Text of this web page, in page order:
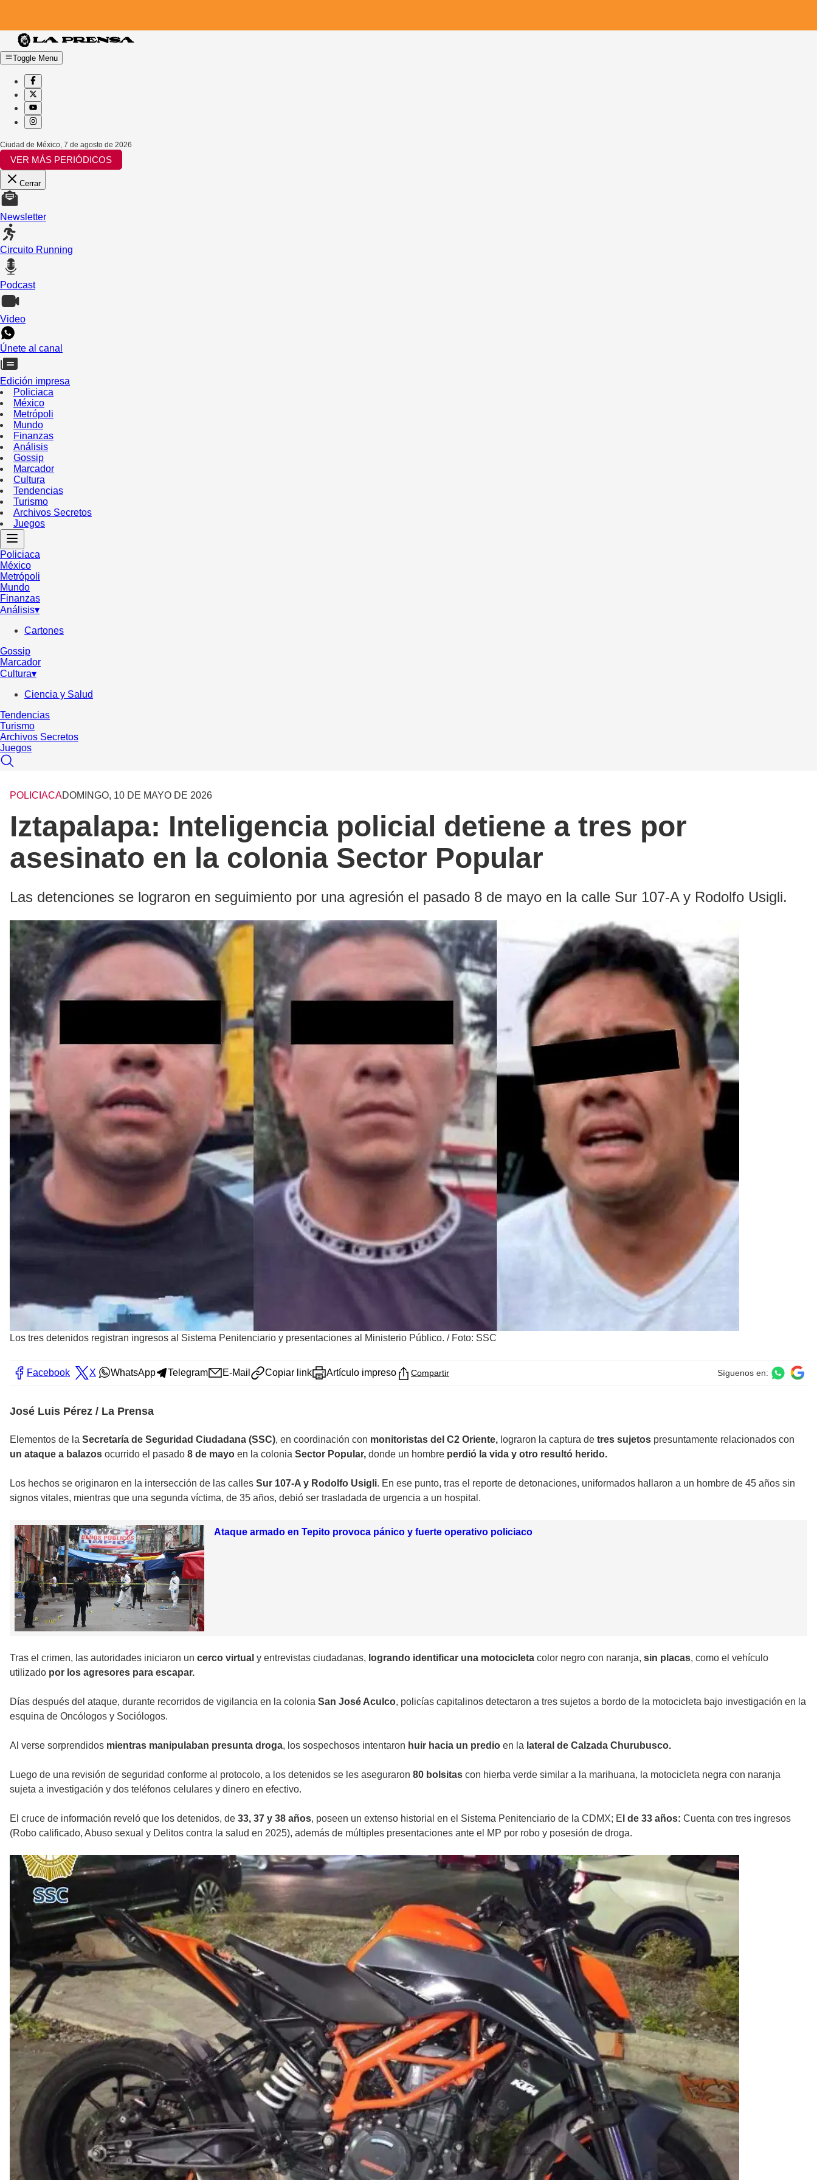
Toggle Menu
Ciudad de México 7 de agosto de 2026
VER MÁS PERIÓDICOS
Cerrar
Newsletter
Circuito Running
Podcast
Video
Únete al canal
Edición impresa
Policiaca
México
Metrópoli
Mundo
Finanzas
Análisis
Gossip
Marcador
Cultura
Tendencias
Turismo
Archivos Secretos
Juegos
Policiaca
México
Metrópoli
Mundo
Finanzas
Análisis▾
Cartones
Gossip
Marcador
Cultura▾
Ciencia y Salud
Tendencias
Turismo
Archivos Secretos
Juegos
POLICIACADOMINGO, 10 DE MAYO DE 2026
Iztapalapa: Inteligencia policial detiene a tres por
asesinato en la colonia Sector Popular
Las detenciones se lograron en seguimiento por una agresión el pasado 8 de mayo en la calle Sur 107-A y Rodolfo Usigli.
Los tres detenidos registran ingresos al Sistema Penitenciario y presentaciones al Ministerio Público. / Foto: SSC
Facebook X WhatsApp Telegram E-Mail Copiar link Artículo impreso Compartir Síguenos en:
José Luis Pérez / La Prensa
Elementos de la Secretaría de Seguridad Ciudadana (SSC), en coordinación con monitoristas del C2 Oriente, lograron la captura de tres sujetos presuntamente relacionados con
un ataque a balazos ocurrido el pasado 8 de mayo en la colonia Sector Popular, donde un hombre perdió la vida y otro resultó herido.
Los hechos se originaron en la intersección de las calles Sur 107-A y Rodolfo Usigli. En ese punto, tras el reporte de detonaciones, uniformados hallaron a un hombre de 45 años sin
signos vitales, mientras que una segunda víctima, de 35 años, debió ser trasladada de urgencia a un hospital.
Ataque armado en Tepito provoca pánico y fuerte operativo policiaco
Tras el crimen, las autoridades iniciaron un cerco virtual y entrevistas ciudadanas, logrando identificar una motocicleta color negro con naranja, sin placas, como el vehículo
utilizado por los agresores para escapar.
Días después del ataque, durante recorridos de vigilancia en la colonia San José Aculco, policías capitalinos detectaron a tres sujetos a bordo de la motocicleta bajo investigación en la
esquina de Oncólogos y Sociólogos.
Al verse sorprendidos mientras manipulaban presunta droga, los sospechosos intentaron huir hacia un predio en la lateral de Calzada Churubusco.
Luego de una revisión de seguridad conforme al protocolo, a los detenidos se les aseguraron 80 bolsitas con hierba verde similar a la marihuana, la motocicleta negra con naranja
sujeta a investigación y dos teléfonos celulares y dinero en efectivo.
El cruce de información reveló que los detenidos, de 33, 37 y 38 años, poseen un extenso historial en el Sistema Penitenciario de la CDMX; E l de 33 años: Cuenta con tres ingresos
(Robo calificado, Abuso sexual y Delitos contra la salud en 2025), además de múltiples presentaciones ante el MP por robo y posesión de droga.